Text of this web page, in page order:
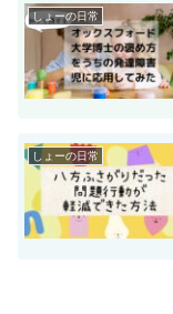
しょーの日常
しょーの日常